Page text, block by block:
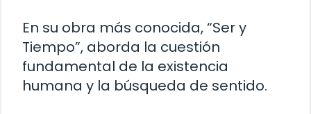
En su obra más conocida, “Ser y
Tiempo”, aborda la cuestión
fundamental de la existencia
humana y la búsqueda de sentido.